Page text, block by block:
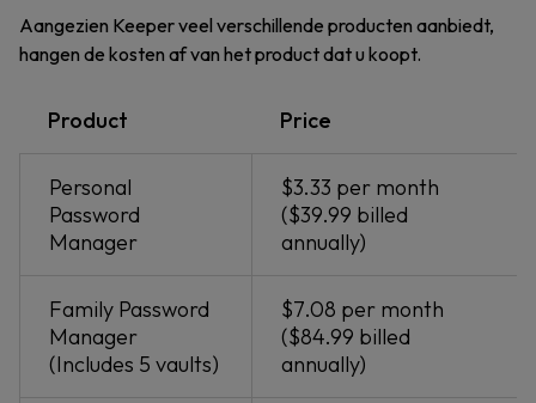
Aangezien Keeper veel verschillende producten aanbiedt,
hangen de kosten af van het product dat u koopt.
Product Price
Personal
Password
Manager
$3.33 per month
($39.99 billed
annually)
Family Password
Manager
(Includes 5 vaults)
$7.08 per month
($84.99 billed
annually)